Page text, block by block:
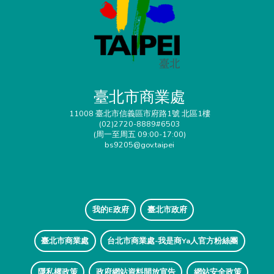
臺北市商業處
11008 臺北市信義區市府路1號 北區1樓
(02)2720-8889#6503
(周一至周五 09:00-17:00)
bs9205@gov.taipei
我的E政府 臺北市政府
臺北市商業處 台北市商業處-我是商Ya人官方粉絲團